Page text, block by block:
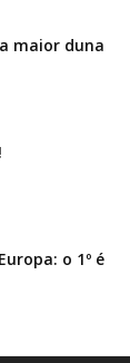
maior duna
o 1º é